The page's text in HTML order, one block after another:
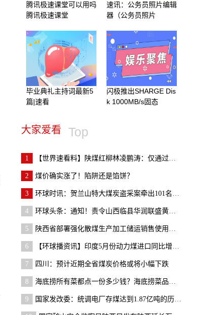
腾讯极速课堂可以用吗
腾讯极速课堂
速讯：公务员照片编辑
器（公务员照片
毕业典礼主持词最新5
篇|速看
闪极推出SHARGE Dis
k 1000MB/s固态
大家爱看 Top
1 【世界速看料】陕煤红柳林凌鹏涛：仅通过全场景数据
2 ​煤价确实涨了！陷阱还是馅饼？
3 环球时讯：贺兰山特大煤炭盗采案牵出101名党员干部
4 环球头条：通知！责令山西临县华润联盛黄家沟煤业有
5 陕西省部署强化散煤生产加工储运销售使用环节监管
6 【环球播资讯】印度5月份动力煤进口同比增长23% 环
7 四川：预计近期全省煤炭价格或将小幅下跌
8 海底捞所有菜都点一份多少钱？海底捞菜品价格哪里看
9 国家发改委：统调电厂存煤达到1.87亿吨的历史新高